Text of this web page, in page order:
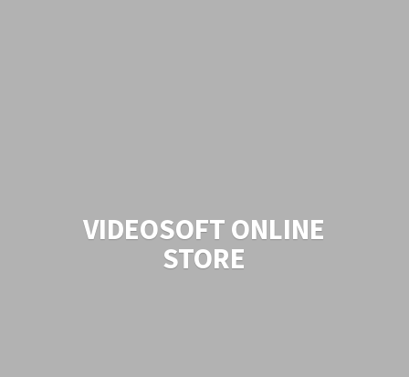
VIDEOSOFT ONLINE
STORE